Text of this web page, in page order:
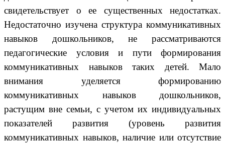
свидетельствует о ее существенных недостатках.
Недостаточно изучена структура коммуникативных
навыков дошкольников, не рассматриваются
педагогические условия и пути формирования
коммуникативных навыков таких детей. Мало
внимания уделяется формированию
коммуникативных навыков дошкольников,
растущим вне семьи, с учетом их индивидуальных
показателей развития (уровень развития
коммуникативных навыков, наличие или отсутствие